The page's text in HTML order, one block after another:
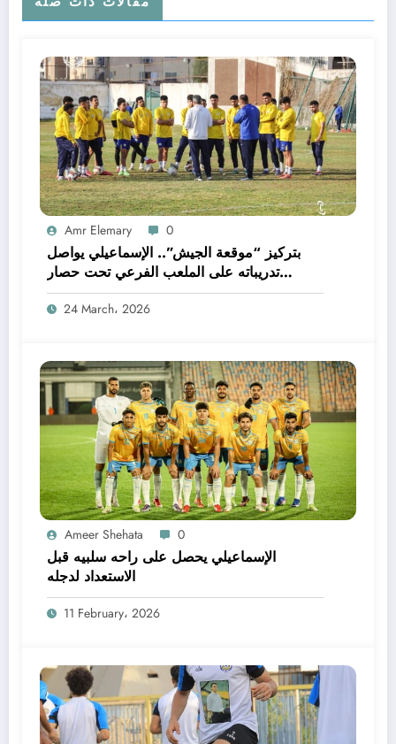
Amr Elemary 0
بتركيز “موقعة الجيش”.. الإسماعيلي يواصل
تدريباته على الملعب الفرعي تحت حصار
الصيانة
24 March، 2026
Ameer Shehata 0
الإسماعيلي يحصل على راحه سلبيه قبل
الاستعداد لدجله
11 February، 2026